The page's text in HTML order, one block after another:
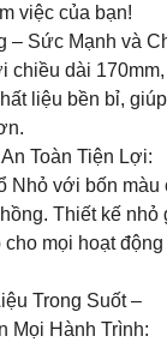
việc của bạn!
– Sức Mạnh và
chiều dài
liệu bền bỉ,
Toàn Tiện Lợi:
Nhỏ với bốn
Thiết kế nhỏ
mọi hoạt
Trong Suốt –
Mọi Hành Trình: